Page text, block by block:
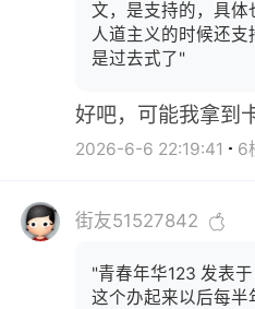
文，是支持的，具体
人道主义的时候还
是过去式了"
好吧，可能我拿到
2026-6-6 22:19:41 6
街友51527842
"青春年华123 发表
这个办起来以后每半